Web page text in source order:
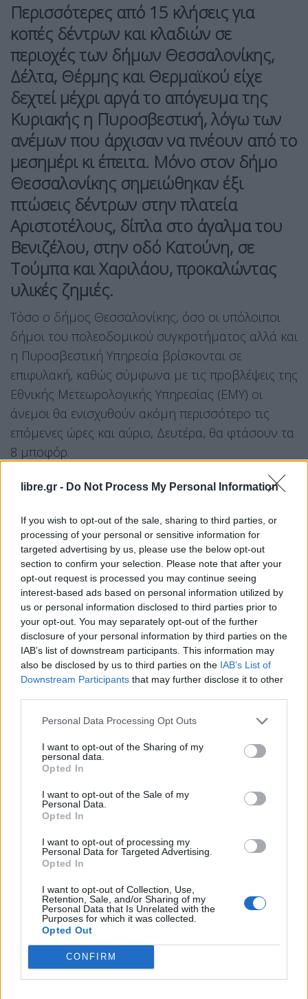
libre.gr - Do Not Process My Personal Information
If you wish to opt-out of the sale, sharing to third parties, or
processing of your personal or sensitive information for
targeted advertising by us, please use the below opt-out
section to confirm your selection. Please note that after your
opt-out request is processed you may continue seeing
interest-based ads based on personal information utilized by
us or personal information disclosed to third parties prior to
your opt-out. You may separately opt-out of the further
disclosure of your personal information by third parties on the
IAB’s list of downstream participants. This information may
also be disclosed by us to third parties on the IAB’s List of
Downstream Participants that may further disclose it to other
Personal Data Processing Opt Outs
I want to opt-out of the Sharing of my
personal data.
Opted In
I want to opt-out of the Sale of my
Personal Data.
Opted In
I want to opt-out of processing my
Personal Data for Targeted Advertising.
Opted In
I want to opt-out of Collection, Use,
Retention, Sale, and/or Sharing of my
Personal Data that Is Unrelated with the
Purposes for which it was collected.
Opted Out
CONFIRM
Περισσότερες από 15 κλήσεις για
κοπές δέντρων και κλαδιών σε
περιοχές των δήμων Θεσσαλονίκης,
Δέλτα, Θέρμης και Θερμαϊκού είχε
δεχτεί μέχρι αργά το απόγευμα της
Κυριακής η Πυροσβεστική, λόγω των
ανέμων που άρχισαν να πνέουν από το
μεσημέρι κι έπειτα. Μόνο στον δήμο
Θεσσαλονίκης σημειώθηκαν έξι
πτώσεις δέντρων στην πλατεία
Αριστοτέλους, δίπλα στο άγαλμα του
Βενιζέλου, στην οδό Κατούνη, σε
Τούμπα και Χαριλάου, προκαλώντας
υλικές ζημιές.
Τόσο ο δήμος Θεσσαλονίκης, όσο οι υπόλοιποι
δήμοι του πολεοδομικού συγκροτήματος αλλά και
η Πυροσβεστική Υπηρεσία βρίσκονται σε
επιφυλακή, καθώς σύμφωνα με τις προβλέψεις της
Εθνικής Μετεωρολογικής Υπηρεσίας (ΕΜΥ) οι
άνεμοι θα ενισχυθούν ακόμη περισσότερο τις
επόμενες ώρες και αύριο, Δευτέρα, θα φτάσουν τα
8 μποφόρ.
Συστάσεις προς τους πολίτες να είναι ιδιαίτερα
οποίος μάλιστα παρακαλεί τους δημότες να μην
εναποθέτουν απορρίμματα και ογκώδη
αντικείμενα σήμερα Κυριακή και αύριο Δευτέρα.
Με ανακοίνωσή του,καλεί ακόμα τους πολίτες να
αποφεύγουν τις άσκοπες μετακινήσειςκαι εφόσον
πρέπει οπωσδήποτε να μετακινηθούν να
προσέχουν να μην περνούν κάτω από μεγάλα
δέντρα, αναρτημένες πινακίδες και περιοχές όπου
γλάστρες ή τζάμια μπορούν να φύγουν από τη
θέση τους λόγω του αέρα και να πέσουν στο
έδαφος (π.χ., κάτω από μπαλκόνια).
Παράλληλα, οι πολίτες καλούνται να ασφαλίζουν
ή να απομακρύνουν αντικείμενα, τα οποία αν
προκαλέσουν καταστροφές ή και τραυματισμούς,
αλλά και να ασφαλίζουν καλά πόρτες και
παράθυρα στο σπίτι ή στον χώρο εργασίας τους.
Email Copy Link
Tags: ΅ΘΕΣΣΑΛΟΝΙΚΗ
κακοκαιρία πτώσεις δέντρων Πυροσβεστική